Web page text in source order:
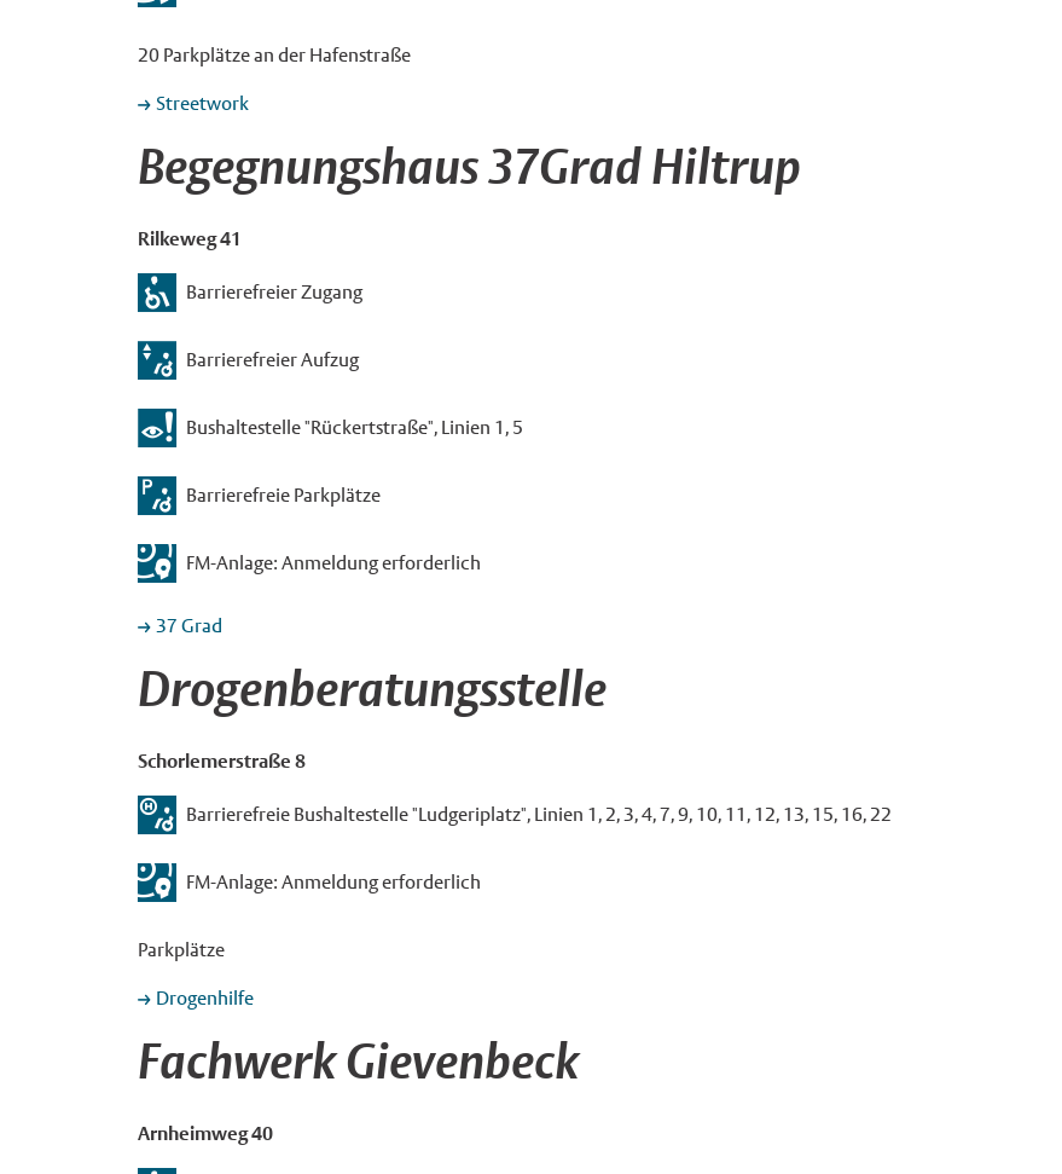
20 Parkplätze an der Hafenstraße
Streetwork
Begegnungshaus 37Grad Hiltrup
Rilkeweg 41
Barrierefreier Zugang
Barrierefreier Aufzug
Bushaltestelle "Rückertstraße", Linien 1, 5
Barrierefreie Parkplätze
FM-Anlage: Anmeldung erforderlich
37 Grad
Drogenberatungsstelle
Schorlemerstraße 8
Barrierefreie Bushaltestelle "Ludgeriplatz", Linien 1, 2, 3, 4, 7, 9, 10, 11, 12, 13, 15, 16, 22
FM-Anlage: Anmeldung erforderlich
Parkplätze
Drogenhilfe
Fachwerk Gievenbeck
Arnheimweg 40